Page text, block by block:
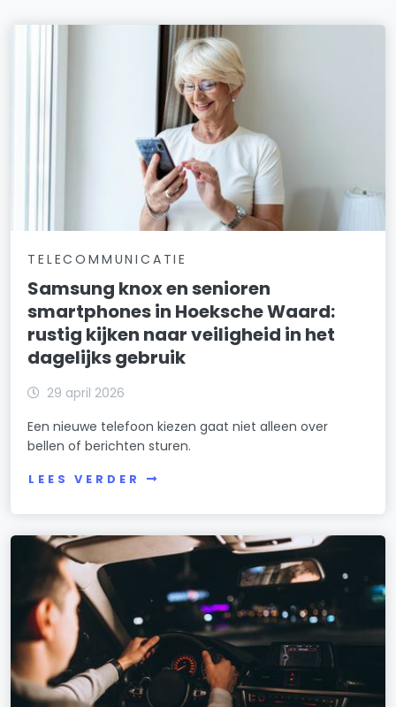
TELECOMMUNICATIE
Samsung knox en senioren
smartphones in Hoeksche Waard:
rustig kijken naar veiligheid in het
dagelijks gebruik
29 april 2026
Een nieuwe telefoon kiezen gaat niet alleen over
bellen of berichten sturen.
LEES VERDER